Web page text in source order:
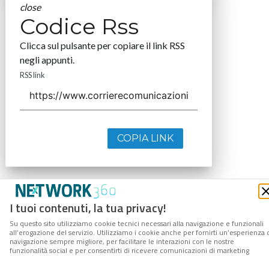
I tuoi contenuti, la tua privacy!
Su questo sito utilizziamo cookie tecnici necessari alla navigazione e funzionali
all’erogazione del servizio. Utilizziamo i cookie anche per fornirti un’esperienza
navigazione sempre migliore, per facilitare le interazioni con le nostre
funzionalità social e per consentirti di ricevere comunicazioni di marketing
close
Codice Rss
Clicca sul pulsante per copiare il link RSS
negli appunti.
RSS link
COPIA LINK